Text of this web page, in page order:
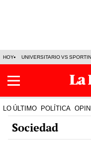
HOY UNIVERSITARIO VS
LO ÚLTIMO POLÍTICA
Sociedad